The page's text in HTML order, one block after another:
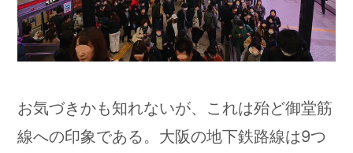
お気づきかも知れないが、これは殆ど御堂筋
線への印象である。大阪の地下鉄路線は9つ